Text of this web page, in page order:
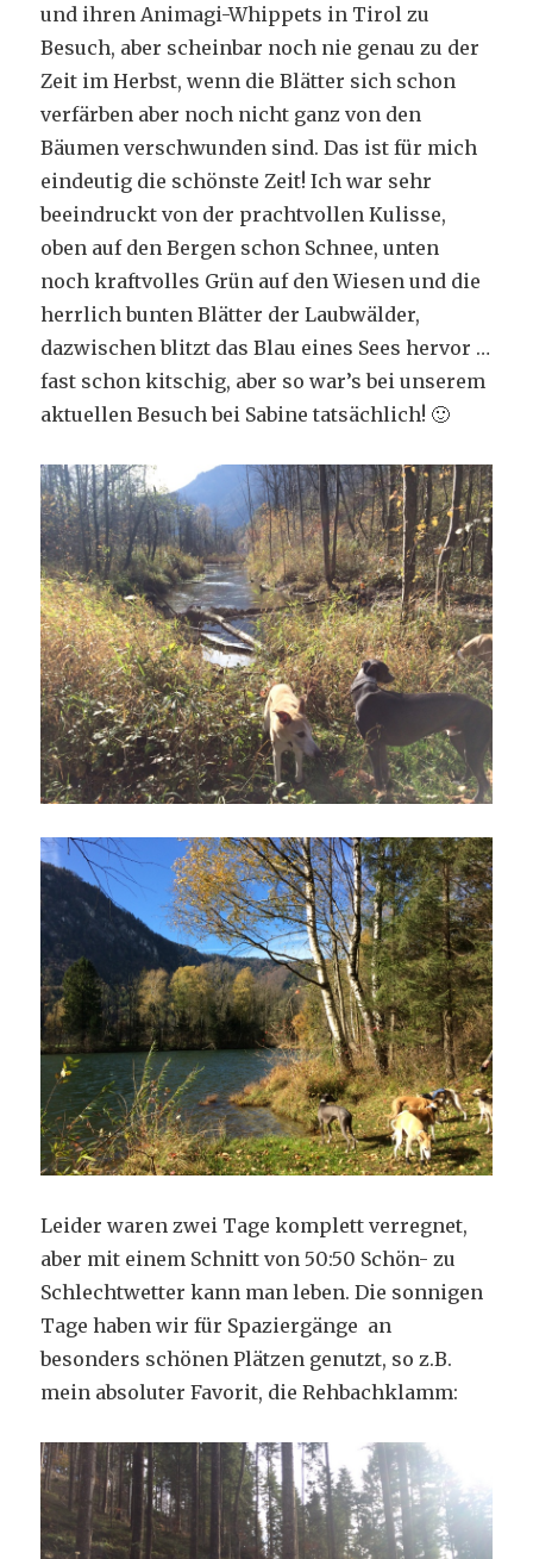
und ihren Animagi-Whippets in Tirol zu
Besuch, aber scheinbar noch nie genau zu der
Zeit im Herbst, wenn die Blätter sich schon
verfärben aber noch nicht ganz von den
Bäumen verschwunden sind. Das ist für mich
eindeutig die schönste Zeit! Ich war sehr
beeindruckt von der prachtvollen Kulisse,
oben auf den Bergen schon Schnee, unten
noch kraftvolles Grün auf den Wiesen und die
herrlich bunten Blätter der Laubwälder,
dazwischen blitzt das Blau eines Sees hervor …
fast schon kitschig, aber so war’s bei unserem
aktuellen Besuch bei Sabine tatsächlich! 🙂
Leider waren zwei Tage komplett verregnet,
aber mit einem Schnitt von 50:50 Schön- zu
Schlechtwetter kann man leben. Die sonnigen
Tage haben wir für Spaziergänge an
besonders schönen Plätzen genutzt, so z.B.
mein absoluter Favorit, die Rehbachklamm: